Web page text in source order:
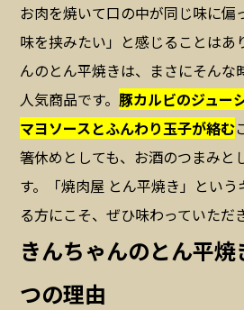
お肉を焼いて口の中が同じ味に偏
味を挟みたい」と感じることはあ
んのとん平焼きは、まさにそんな
人気商品です。豚カルビのジュー
マヨソースとふんわり玉子が絡む
箸休めとしても、お酒のつまみと
す。「焼肉屋 とん平焼き」とい
る方にこそ、ぜひ味わっていただ
きんちゃんのとん平
つの理由